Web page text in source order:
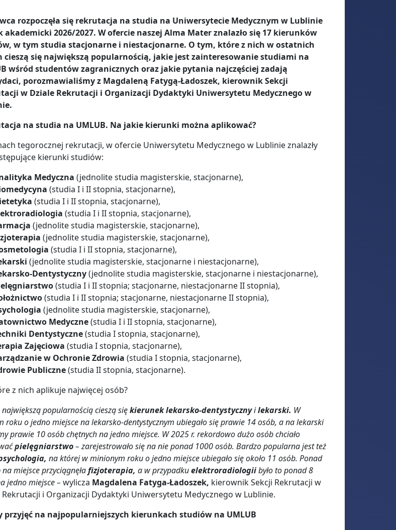
rozpoczęła się rekrutacja na studia na Uniwersytecie Medycznym w Lublinie
akademicki 2026/2027. W ofercie naszej Alma Mater znalazło się 17 kierunków
w tym studia stacjonarne i niestacjonarne. O tym, które z nich w ostatnich
cieszą się największą popularnością, jakie jest zainteresowanie studiami na
wśród studentów zagranicznych oraz jakie pytania najczęściej zadają
porozmawialiśmy z Magdaleną Fatygą-Ładoszek, kierownik Sekcji
w Dziale Rekrutacji i Organizacji Dydaktyki Uniwersytetu Medycznego w
na studia na UMLUB. Na jakie kierunki można aplikować?
tegorocznej rekrutacji, w ofercie Uniwersytetu Medycznego w Lublinie znalazły
kierunki studiów:
Medyczna (jednolite studia magisterskie, stacjonarne),
(studia I i II stopnia, stacjonarne),
(studia I i II stopnia, stacjonarne),
(studia I i II stopnia, stacjonarne),
(jednolite studia magisterskie, stacjonarne),
(jednolite studia magisterskie, stacjonarne),
(studia I i II stopnia, stacjonarne),
(jednolite studia magisterskie, stacjonarne i niestacjonarne),
Dentystyczny(jednolite studia magisterskie, stacjonarne i niestacjonarne),
(studia I i II stopnia; stacjonarne, niestacjonarne II stopnia),
(studia I i II stopnia; stacjonarne, niestacjonarne II stopnia),
(jednolite studia magisterskie, stacjonarne),
Medyczne(studia I i II stopnia, stacjonarne),
Dentystyczne(studia I stopnia, stacjonarne),
Zajęciowa (studia I stopnia, stacjonarne),
w Ochronie Zdrowia (studia I stopnia, stacjonarne),
Publiczne(studia II stopnia, stacjonarne).
z nich aplikuje najwięcej osób?
największą popularnością cieszą siękierunek lekarsko-dentystycznyilekarski. W
roku o jedno miejsce na lekarsko-dentystycznym ubiegało się prawie 14 osób, a na lekarski
prawie 10 osób chętnych na jedno miejsce. W 2025 r. rekordowo dużo osób chciało
pielęgniarstwo– zarejestrowało się na nie ponad 1000 osób. Bardzo popularna jest też
na której w minionym roku o jedno miejsce ubiegało się około 11 osób. Ponad
miejsce przyciągnęłafizjoterapia, a w przypadkuelektroradiologiibyło to ponad 8
jedno miejsce – wylicza Magdalena Fatyga-Ładoszek, kierownik Sekcji Rekrutacji w
Rekrutacji i Organizacji Dydaktyki Uniwersytetu Medycznego w Lublinie.
przyjęć na najpopularniejszych kierunkach studiów na UMLUB